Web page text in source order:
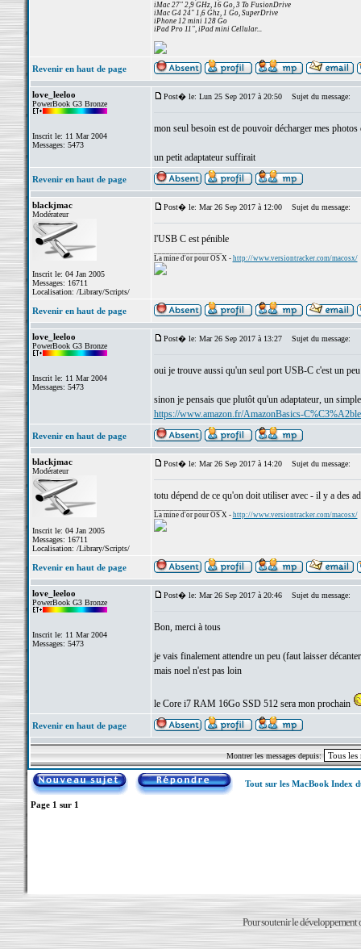
iMac 27" 2,9 GHz, 16 Go, 3 To FusionDrive
iMac G4 24" 1,6 Ghz, 1 Go, SuperDrive
iPhone 12 mini 128 Go
iPad Pro 11", iPad mini Cellular...
Revenir en haut de page
love_leeloo
PowerBook G3 Bronze
Inscrit le: 11 Mar 2004
Messages: 5473
Post� le: Lun 25 Sep 2017 à 20:50 Sujet du message:
mon seul besoin est de pouvoir décharger mes
un petit adaptateur suffirait
Revenir en haut de page
blackjmac
Modérateur
Inscrit le: 04 Jan 2005
Messages: 16711
Localisation: /Library/Scripts/
Post� le: Mar 26 Sep 2017 à 12:00 Sujet du message:
l'USB C est pénible
La mine d'or pour OS X - http://www.versiontracker.com/macosx/
Revenir en haut de page
love_leeloo
PowerBook G3 Bronze
Inscrit le: 11 Mar 2004
Messages: 5473
Post� le: Mar 26 Sep 2017 à 13:27 Sujet du message:
oui je trouve aussi qu'un seul port USB-C c'est un
sinon je pensais que plutôt qu'un adaptateur, un
https://www.amazon.fr/AmazonBasics-
Revenir en haut de page
blackjmac
Modérateur
Inscrit le: 04 Jan 2005
Messages: 16711
Localisation: /Library/Scripts/
Post� le: Mar 26 Sep 2017 à 14:20 Sujet du message:
totu dépend de ce qu'on doit utiliser avec - il y a des
La mine d'or pour OS X - http://www.versiontracker.com/macosx/
Revenir en haut de page
love_leeloo
PowerBook G3 Bronze
Inscrit le: 11 Mar 2004
Messages: 5473
Post� le: Mar 26 Sep 2017 à 20:46 Sujet du message:
Bon, merci à tous
je vais finalement attendre un peu (faut laisser
mais noel n'est pas loin
le Core i7 RAM 16Go SSD 512 sera mon prochain
Revenir en haut de page
Montrer les messages depuis:
Tout sur les MacBook Index
Page 1 sur 1
Pour soutenir le développement